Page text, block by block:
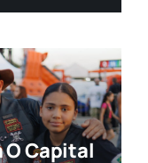
Capital